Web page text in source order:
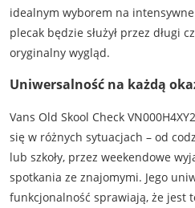
idealnym wyborem na
plecak będzie służył przez długi
oryginalny wygląd.
Uniwersalność na każdą
Vans Old Skool Check
się w różnych sytuacjach – od
lub szkoły, przez weekendowe
spotkania ze znajomymi. Jego
funkcjonalność sprawiają, że jest